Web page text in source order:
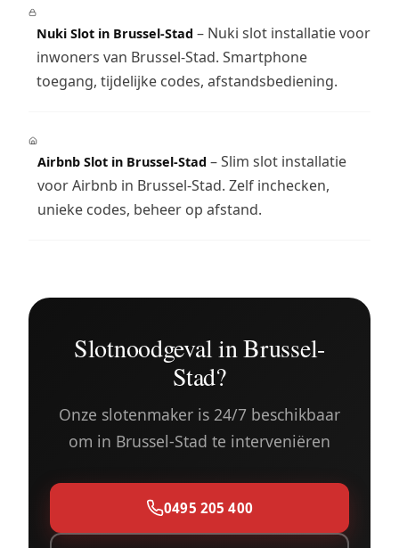
Nuki Slot in Brussel-Stad – Nuki slot installatie voor
inwoners van Brussel-Stad. Smartphone
toegang, tijdelijke codes, afstandsbediening.
Airbnb Slot in Brussel-Stad – Slim slot installatie
voor Airbnb in Brussel-Stad. Zelf inchecken,
unieke codes, beheer op afstand.
Slotnoodgeval in Brussel-
Stad?
Onze slotenmaker is 24/7 beschikbaar
om in Brussel-Stad te interveniëren
0495 205 400